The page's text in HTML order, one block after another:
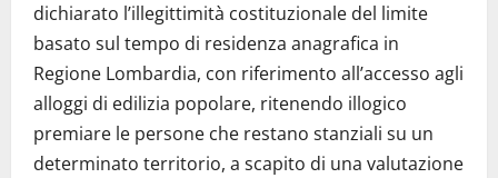
dichiarato l’illegittimità costituzionale del limite
basato sul tempo di residenza anagrafica in
Regione Lombardia, con riferimento all’accesso agli
alloggi di edilizia popolare, ritenendo illogico
premiare le persone che restano stanziali su un
determinato territorio, a scapito di una valutazione